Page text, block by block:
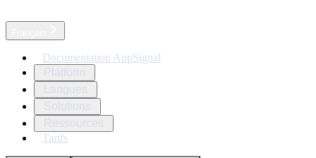
Documentation AppSignal
Tarifs